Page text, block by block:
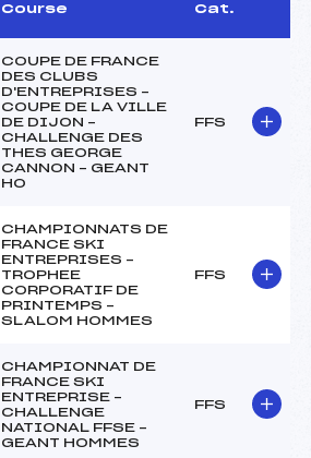
Course Cat.
COUPE DE FRANCE
DES CLUBS
D'ENTREPRISES –
COUPE DE LA VILLE
DE DIJON –
CHALLENGE DES
THES GEORGE
CANNON – GEANT
HO
FFS
CHAMPIONNATS DE
FRANCE SKI
ENTREPRISES –
TROPHEE
CORPORATIF DE
PRINTEMPS –
SLALOM HOMMES
FFS
CHAMPIONNAT DE
FRANCE SKI
ENTREPRISE –
CHALLENGE
NATIONAL FFSE –
GEANT HOMMES
FFS